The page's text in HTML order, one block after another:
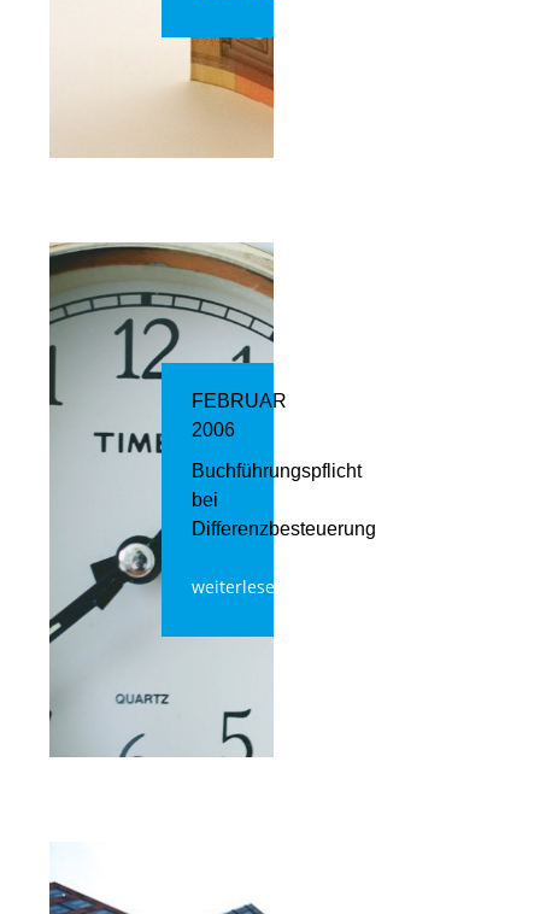
FEBRUAR
2006
Buchführungspflicht
bei
Differenzbesteuerung
weiterlesen